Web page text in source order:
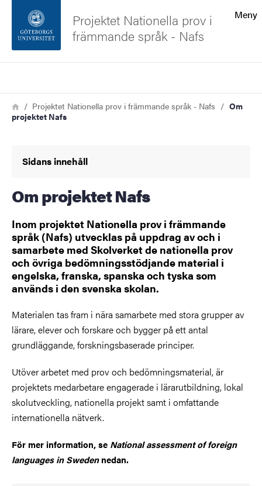
Sidfoten
Om webbplatsen
Meny
Projektet Nationella prov i
främmande språk - Nafs
Länkstig
HemProjektet Nationella prov i främmande språk - Nafs
Om
projektet Nafs
Sidans innehåll
Om projektet Nafs
Inom projektet Nationella prov i främmande
språk (Nafs) utvecklas på uppdrag av och i
samarbete med Skolverket de nationella prov
och övriga bedömningsstödjande material i
engelska, franska, spanska och tyska som
används i den svenska skolan.
Materialen tas fram i nära samarbete med stora grupper av
lärare, elever och forskare och bygger på ett antal
grundläggande, forskningsbaserade principer.
Utöver arbetet med prov och bedömningsmaterial, är
projektets medarbetare engagerade i lärarutbildning, lokal
skolutveckling, nationella projekt samt i omfattande
internationella nätverk.
För mer information, se National assessment of foreign
languages in Swedennedan.